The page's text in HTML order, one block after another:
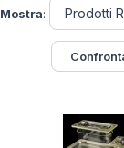
Mostra: